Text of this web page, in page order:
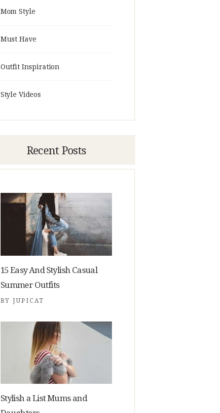
Mom Style
Must Have
Outfit Inspiration
Style Videos
Recent Posts
15 Easy And Stylish Casual
Summer Outfits
BYJUPICAT
Stylish a List Mums and